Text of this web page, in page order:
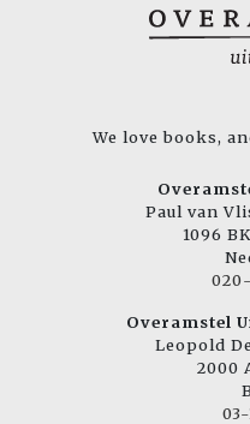
We love books,
Paul van
1096
Overamstel
Leopold
2000